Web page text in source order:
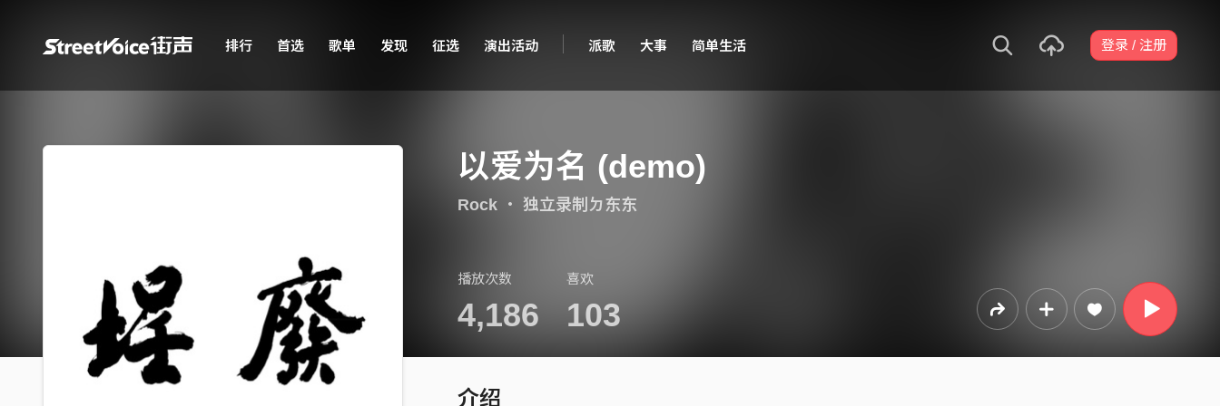
排行 首选 歌单 发现 征选 演出活动 派歌 大事 简单生活 登录 / 注册
以爱为名 (demo)
Rock・ 独立录制ㄉ东东
播放次数
4,186
喜欢
103
介绍